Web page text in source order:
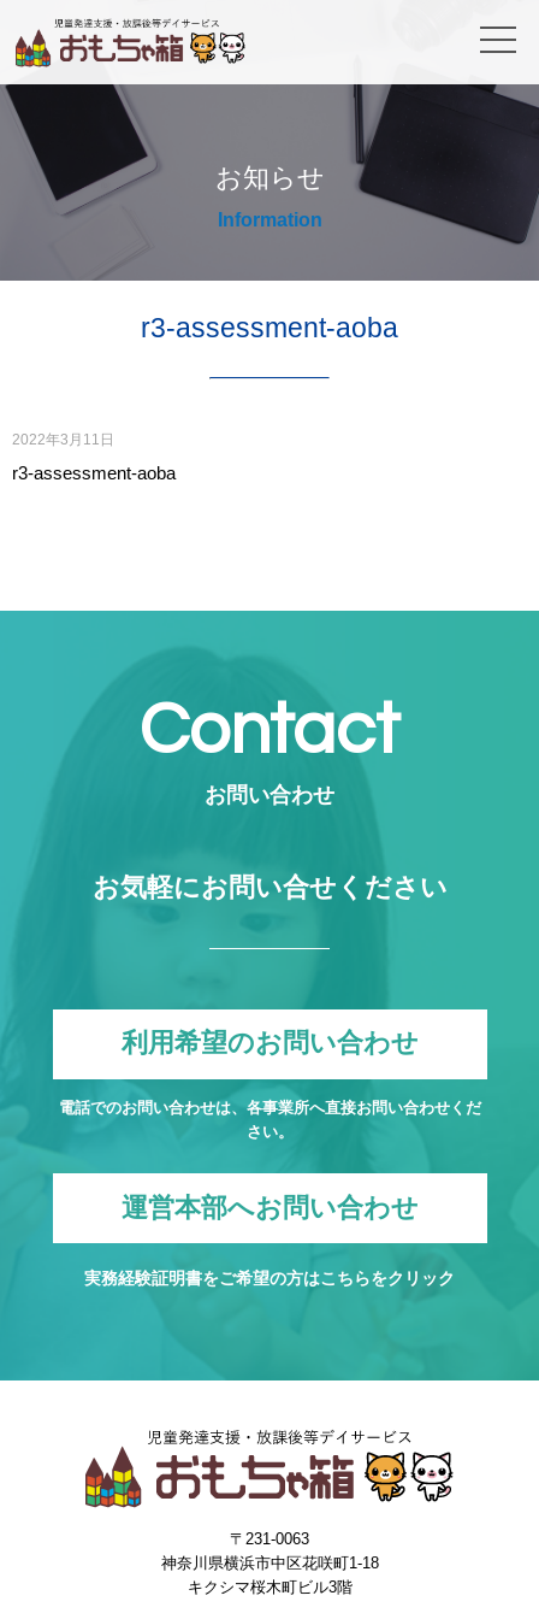
お知らせ
Information
r3-assessment-aoba
2022年3月11日
r3-assessment-aoba
Contact
お問い合わせ
お気軽にお問い合せください
利用希望のお問い合わせ
電話でのお問い合わせは、各事業所へ直接お問い合わせくだ
さい。
運営本部へお問い合わせ
実務経験証明書をご希望の方はこちらをクリック
〒231-0063
神奈川県横浜市中区花咲町1-18
キクシマ桜木町ビル3階